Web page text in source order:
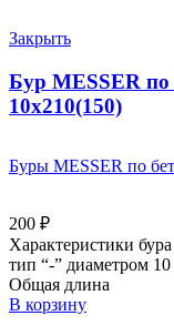
Закрыть
Бур MESSER по
10х210(150)
Буры MESSER по
200 ₽
Характеристики
тип “-” диаметром
Общая длина
В корзину